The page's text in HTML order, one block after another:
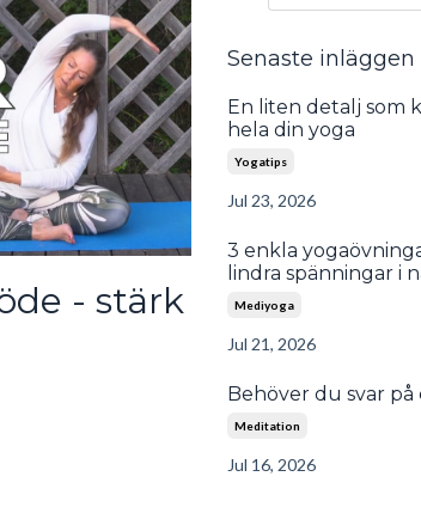
- stärk
Senaste inläggen
En liten detalj som
hela din yoga
Yogatips
Jul 23, 2026
3 enkla
lindra spänningar i
Mediyoga
Jul 21, 2026
Behöver du svar på
Meditation
Jul 16, 2026